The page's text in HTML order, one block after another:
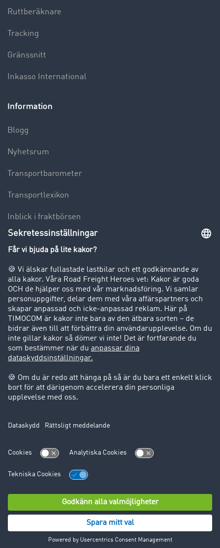
Ruttberäknare
Tracking
Gränssnitt
Inkasso International
Information
Blogg
Nyhetsrum
Transportbarometer
Transportlexikon
Inblick i fraktbörsen
Körförbud för lastbilar
Företag
Kunder värvar kunder
Success Stories
Support
Support
Juridiskt
Företagsinformation
Användarvillkor
© TIMOCOM GmbH 2024. Alla rättigheter förbehålles